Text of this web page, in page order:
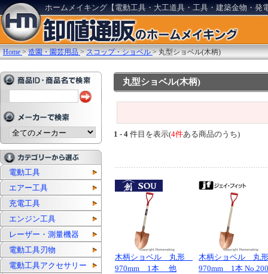
ホームメイキング【電動工具・大工道具・工具・建築金物・発
Home >造園・園芸用品 >スコップ・ショベル >丸型ショベル(木柄)
電動工具
エアー工具
充電工具
エンジン工具
レーザー・測量機器
電動工具刃物
電動工具アクセサリー
丸型ショベル(木柄)
1 - 4 件目を表示(4件ある商品のうち)
木柄ショベル 丸形
970mm 1本 他
木柄ショベル
970mm 1本